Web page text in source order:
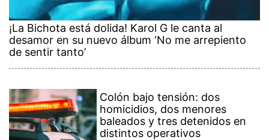
¡La Bichota está dolida! Karol G le canta al
desamor en su nuevo álbum ‘No me arrepiento
de sentir tanto’
Colón bajo tensión: dos
homicidios, dos menores
baleados y tres detenidos en
distintos operativos